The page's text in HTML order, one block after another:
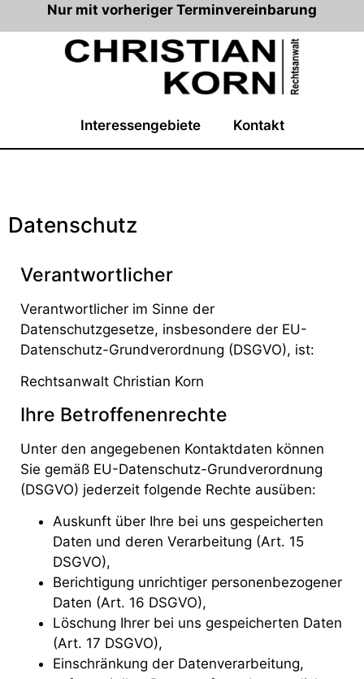
Nur mit vorheriger Terminvereinbarung
Interessengebiete Kontakt
Datenschutz
Verantwortlicher
Verantwortlicher im Sinne der
Datenschutzgesetze, insbesondere der EU-
Datenschutz-Grundverordnung (DSGVO), ist:
Rechtsanwalt Christian Korn
Ihre Betroffenenrechte
Unter den angegebenen Kontaktdaten können
Sie gemäß EU-Datenschutz-Grundverordnung
(DSGVO) jederzeit folgende Rechte ausüben:
Auskunft über Ihre bei uns gespeicherten
Daten und deren Verarbeitung (Art. 15
DSGVO),
Berichtigung unrichtiger personenbezogener
Daten (Art. 16 DSGVO),
Löschung Ihrer bei uns gespeicherten Daten
(Art. 17 DSGVO),
Einschränkung der Datenverarbeitung,